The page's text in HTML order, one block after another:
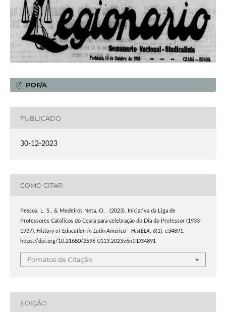
PDF/A
PUBLICADO
30-12-2023
COMO CITAR
Pessoa, L. S., & Medeiros Neta, O. . (2023). Iniciativa da Liga de
Professores Católicos do Ceará para celebração do Dia do Professor (1933-
1937). History of Education in Latin America - HistELA, 6(1), e34891.
https://doi.org/10.21680/2596-0113.2023v6n1ID34891
Fomatos de Citação
EDIÇÃO